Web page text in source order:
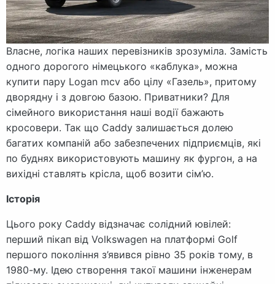
Власне, логіка наших перевізників зрозуміла. Замість
одного дорогого німецького «каблука», можна
купити пару Logan mcv або цілу «Газель», притому
дворядну і з довгою базою. Приватники? Для
сімейного використання наші водії бажають
кросовери. Так що Caddy залишається долею
багатих компаній або забезпечених підприємців, які
по буднях використовують машину як фургон, а на
вихідні ставлять крісла, щоб возити сім’ю.
Історія
Цього року Caddy відзначає солідний ювілей:
перший пікап від Volkswagen на платформі Golf
першого покоління з’явився рівно 35 років тому, в
1980-му. Ідею створення такої машини інженерам